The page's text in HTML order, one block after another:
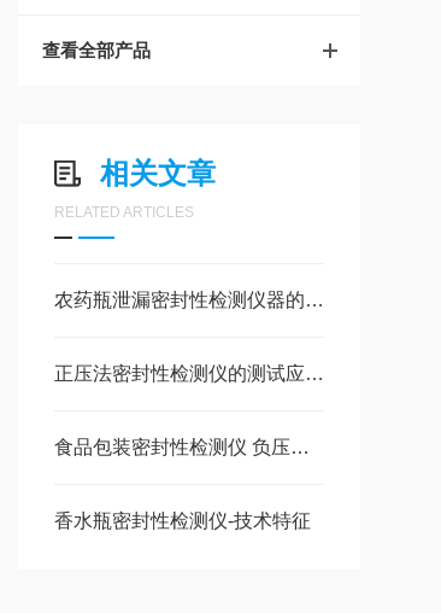
查看全部产品
相关文章
RELATED ARTICLES
农药瓶泄漏密封性检测仪器的测试原理通常可以分为以下几个步骤
正压法密封性检测仪的测试应用与执行标准
食品包装密封性检测仪 负压密封仪技术参数
香水瓶密封性检测仪-技术特征